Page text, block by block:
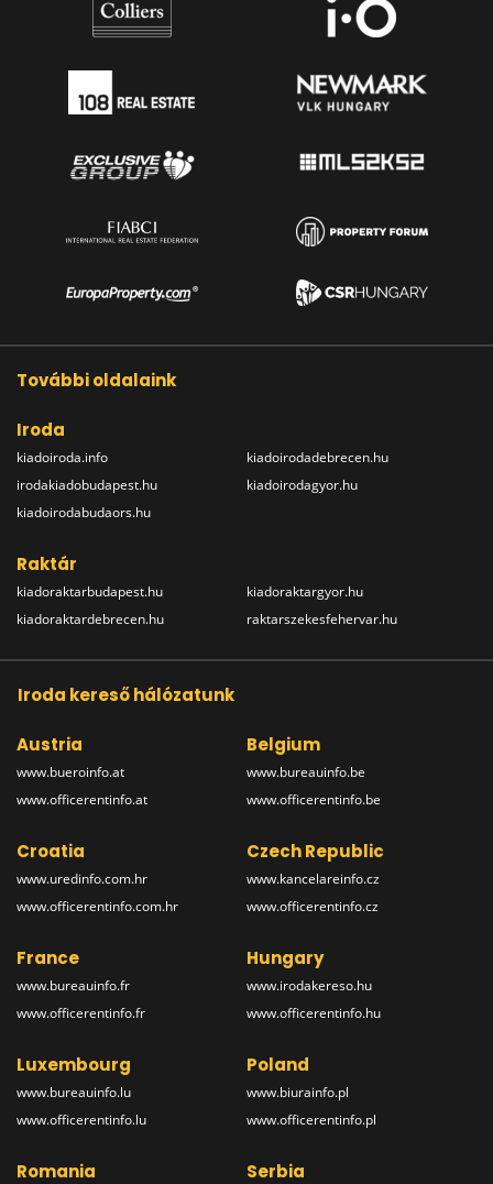
További oldalaink
Iroda
kiadoiroda.info
irodakiadobudapest.hu
kiadoirodabudaors.hu
kiadoirodadebrecen.hu
kiadoirodagyor.hu
Raktár
kiadoraktarbudapest.hu
kiadoraktardebrecen.hu
kiadoraktargyor.hu
raktarszekesfehervar.hu
Iroda kereső hálózatunk
Austria
www.bueroinfo.at
www.officerentinfo.at
Belgium
www.bureauinfo.be
www.officerentinfo.be
Croatia
www.uredinfo.com.hr
www.officerentinfo.com.hr
Czech Republic
www.kancelareinfo.cz
www.officerentinfo.cz
France
www.bureauinfo.fr
www.officerentinfo.fr
Hungary
www.irodakereso.hu
www.officerentinfo.hu
Luxembourg
www.bureauinfo.lu
www.officerentinfo.lu
Poland
www.biurainfo.pl
www.officerentinfo.pl
Romania Serbia